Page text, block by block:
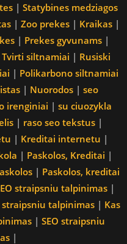
| Statybines medziagos
| Zoo prekes| Kraikas|
| Prekes gyvunams|
Tvirti siltnamiai | Rusiski
| Polikarbono siltnamiai
| Nuorodos| seo
irenginiai | su ciuozykla
| raso seo tekstus |
| Kreditai internetu |
| Paskolos, Kreditai |
| Paskolos, kreditai
straipsniu talpinimas |
straipsniu talpinimas | Kas
| SEO straipsniu
|